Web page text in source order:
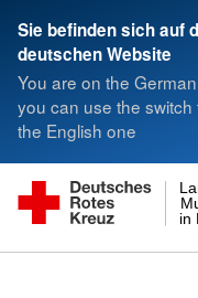
Sie befinden sich auf
deutschen Website
You are on the
you can use the switch
the English one
in